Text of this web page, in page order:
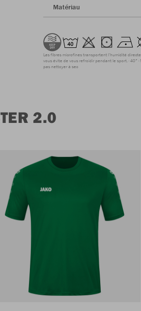
Matériau
Les fibres microfines transportent l'humidité
vous évite de vous refroidir pendant le sport. 40°
pas nettoyer à sec
2.0